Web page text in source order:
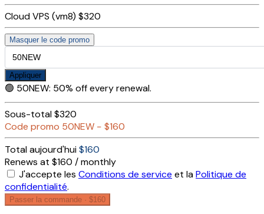
Cloud VPS (vm8) $320
Masquer le code promo
Appliquer
🟢 50NEW: 50% off every renewal.
Sous-total$320
Code promo 50NEW − $160
Total aujourd'hui$160
Renews at $160 / monthly
J'accepte les Conditions de service et laPolitique de
confidentialité.
Passer la commande · $160